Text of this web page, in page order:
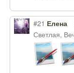
#21 Елена
Светлая,